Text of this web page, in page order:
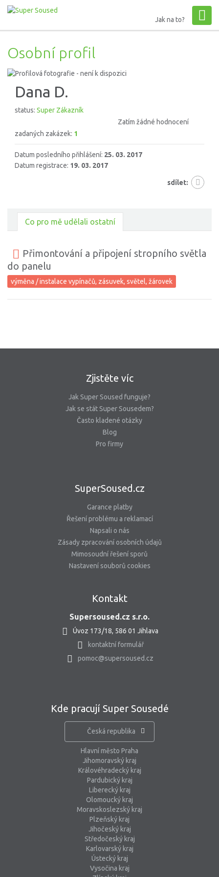
Jak na to?
Osobní profil
Dana D.
status: Super Zákazník
Zatím žádné hodnocení
zadaných zakázek: 1
Datum posledního přihlášení: 25. 03. 2017
Datum registrace: 19. 03. 2017
sdílet:
Co pro mě udělali ostatní
Přimontování a připojení stropního světla
do panelu
výměna / instalace vypínačů, zásuvek, světel, žárovek
Zjistěte víc
Jak Super Soused funguje?
Jak se stát Super Sousedem?
Často kladené otázky
Blog
Pro firmy
SuperSoused.cz
Garance platby
Řešení problému a reklamací
Napsali o nás
Zásady zpracování osobních údajů
Mimosoudní řešení sporů
Nastavení souborů cookies
Kontakt
Supersoused.cz s.r.o.
Úvoz 173/18, 586 01 Jihlava
kontaktní formulář
pomoc@supersoused.cz
Kde pracují Super Sousedé
Česká republika
Hlavní město Praha
Jihomoravský kraj
Královéhradecký kraj
Pardubický kraj
Liberecký kraj
Olomoucký kraj
Moravskoslezský kraj
Plzeňský kraj
Jihočeský kraj
Středočeský kraj
Karlovarský kraj
Ústecký kraj
Vysočina kraj